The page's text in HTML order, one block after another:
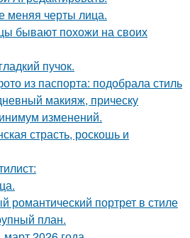
меняя черты лица.
бывают похожи на своих
пучок.
из паспорта: подобрала стиль
макияж, прическу
изменений.
страсть, роскошь и
романтический портрет в стиле
план.